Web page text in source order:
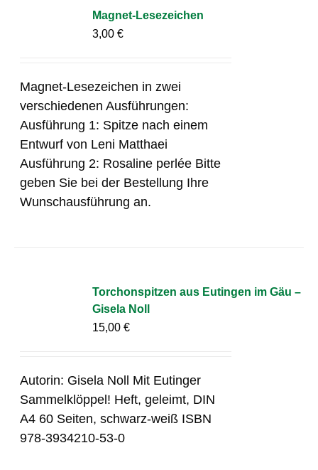
Magnet-Lesezeichen
3,00€
Magnet-Lesezeichen in zwei
verschiedenen Ausführungen:
Ausführung 1: Spitze nach einem
Entwurf von Leni Matthaei
Ausführung 2: Rosaline perlée Bitte
geben Sie bei der Bestellung Ihre
Wunschausführung an.
Torchonspitzen aus Eutingen im Gäu –
Gisela Noll
15,00€
Autorin: Gisela Noll Mit Eutinger
Sammelklöppel! Heft, geleimt, DIN
A4 60 Seiten, schwarz-weiß ISBN
978-3934210-53-0